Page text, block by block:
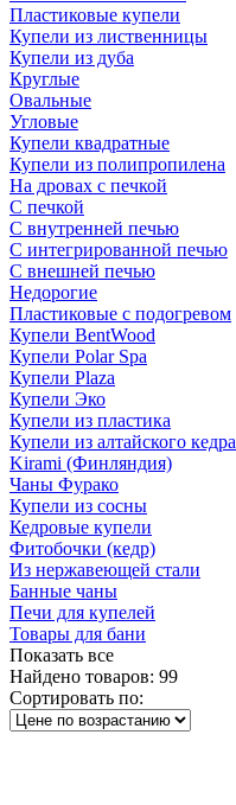
Пластиковые купели
Купели из лиственницы
Купели из дуба
Круглые
Овальные
Угловые
Купели квадратные
Купели из полипропилена
На дровах с печкой
С печкой
С внутренней печью
С интегрированной печью
С внешней печью
Недорогие
Пластиковые с подогревом
Купели BentWood
Купели Polar Spa
Купели Plaza
Купели Эко
Купели из пластика
Купели из алтайского кедра
Kirami (Финляндия)
Чаны Фурако
Купели из сосны
Кедровые купели
Фитобочки (кедр)
Из нержавеющей стали
Банные чаны
Печи для купелей
Товары для бани
Показать все
Найдено товаров: 99
Сортировать по: